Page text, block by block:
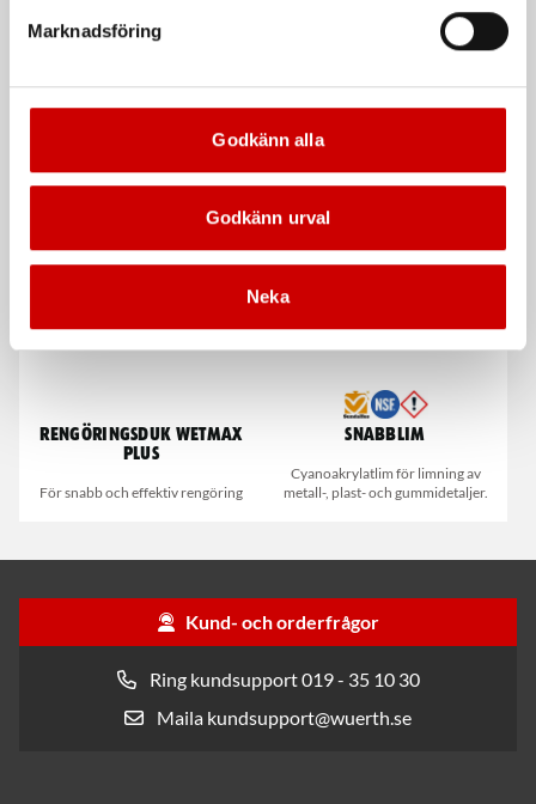
Marknadsföring
Godkänn alla
Godkänn urval
Neka
Våtservett för glasögon
Kampanj
Rengöringsduk Wetmax
Plus
För snabb och effektiv rengöring
Kampanj
Snabblim
Cyanoakrylatlim för limning av
metall-, plast- och gummidetaljer.
Kund- och orderfrågor
Ring kundsupport 019 - 35 10 30
Maila kundsupport@wuerth.se